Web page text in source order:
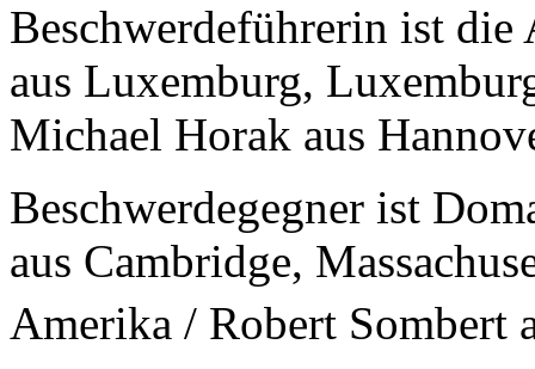
Beschwerdeführerin ist
aus Luxemburg,
Michael Horak aus
Beschwerdegegner ist
aus Cambridge,
Amerika / Robert Sombert